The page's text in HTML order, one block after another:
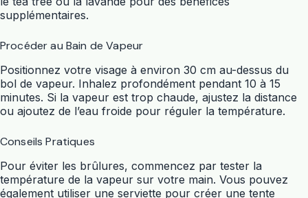
supplémentaires.
Procéder au Bain de Vapeur
Positionnez votre visage à environ 30 cm au-dessus du
bol de vapeur. Inhalez profondément pendant 10 à 15
minutes. Si la vapeur est trop chaude, ajustez la distance
ou ajoutez de l’eau froide pour réguler la température.
Conseils Pratiques
Pour éviter les brûlures, commencez par tester la
température de la vapeur sur votre main. Vous pouvez
également utiliser une serviette pour créer une tente